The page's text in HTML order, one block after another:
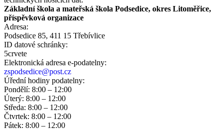
Základní škola a mateřská škola Podsedice, okres Litoměřice,
příspěvková organizace
Adresa:
Podsedice 85, 411 15 Třebívlice
ID datové schránky:
5crvete
Elektronická adresa e‑podatelny:
zspodsedice@post.cz
Úřední hodiny podatelny:
Pondělí: 8:00 – 12:00
Úterý: 8:00 – 12:00
Středa: 8:00 – 12:00
Čtvrtek: 8:00 – 12:00
Pátek: 8:00 – 12:00